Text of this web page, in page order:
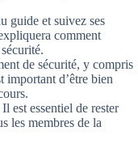
guide et suivez ses
comment
de sécurité, y compris
important d’être bien
est essentiel de rester
les membres de la